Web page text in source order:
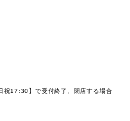
17:30】で受付終了、閉店する場合